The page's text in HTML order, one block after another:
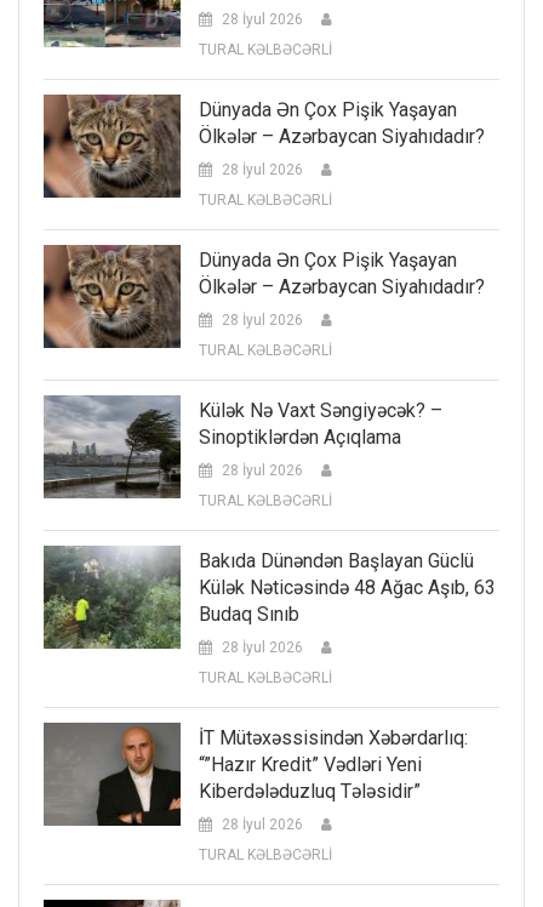
28 İyul 2026
TURAL KƏLBƏCƏRLİ
Dünyada Ən Çox Pişik Yaşayan
Ölkələr – Azərbaycan Siyahıdadır?
28 İyul 2026
TURAL KƏLBƏCƏRLİ
Dünyada Ən Çox Pişik Yaşayan
Ölkələr – Azərbaycan Siyahıdadır?
28 İyul 2026
TURAL KƏLBƏCƏRLİ
Külək Nə Vaxt Səngiyəcək? –
Sinoptiklərdən Açıqlama
28 İyul 2026
TURAL KƏLBƏCƏRLİ
Bakıda Dünəndən Başlayan Güclü
Külək Nəticəsində 48 Ağac Aşıb, 63
Budaq Sınıb
28 İyul 2026
TURAL KƏLBƏCƏRLİ
İT Mütəxəssisindən Xəbərdarlıq:
“”Hazır Kredit” Vədləri Yeni
Kiberdələduzluq Tələsidir”
28 İyul 2026
TURAL KƏLBƏCƏRLİ